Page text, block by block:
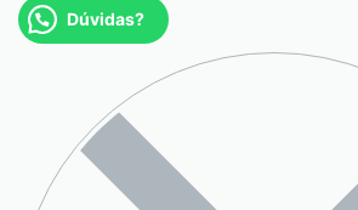
Dúvidas?